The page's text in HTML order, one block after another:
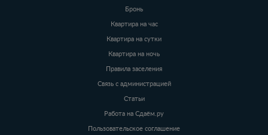
Бронь
Квартира на час
Квартира на сутки
Квартира на ночь
Правила заселения
Связь с администрацией
Статьи
Работа на Сдаём.ру
Пользовательское соглашение